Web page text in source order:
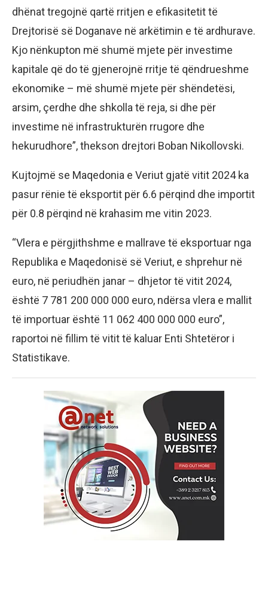
dhënat tregojnë qartë rritjen e efikasitetit të
Drejtorisë së Doganave në arkëtimin e të ardhurave.
Kjo nënkupton më shumë mjete për investime
kapitale që do të gjenerojnë rritje të qëndrueshme
ekonomike – më shumë mjete për shëndetësi,
arsim, çerdhe dhe shkolla të reja, si dhe për
investime në infrastrukturën rrugore dhe
hekurudhore”, thekson drejtori Boban Nikollovski.
Kujtojmë se Maqedonia e Veriut gjatë vitit 2024 ka
pasur rënie të eksportit për 6.6 përqind dhe importit
për 0.8 përqind në krahasim me vitin 2023.
“Vlera e përgjithshme e mallrave të eksportuar nga
Republika e Maqedonisë së Veriut, e shprehur në
euro, në periudhën janar – dhjetor të vitit 2024,
është 7 781 200 000 000 euro, ndërsa vlera e mallit
të importuar është 11 062 400 000 000 euro”,
raportoi në fillim të vitit të kaluar Enti Shtetëror i
Statistikave.